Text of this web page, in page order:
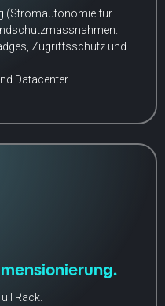
(Stromautonomie für
Zugriffsschutz und
Datacenter.
Rack.